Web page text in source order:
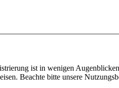
ist in wenigen
Beachte bitte unsere